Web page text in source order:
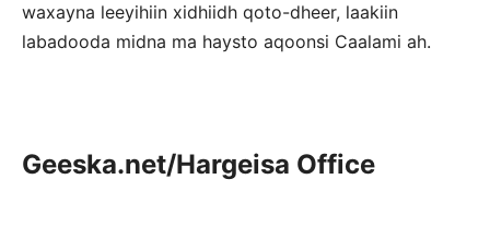
waxayna leeyihiin xidhiidh qoto-dheer, laakiin
labadooda midna ma haysto aqoonsi Caalami ah.
Geeska.net/Hargeisa Office